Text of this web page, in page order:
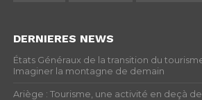
DERNIERES NEWS
États Généraux de la transition du
Imaginer la montagne de demain
Ariège : Tourisme, une activité en deçà